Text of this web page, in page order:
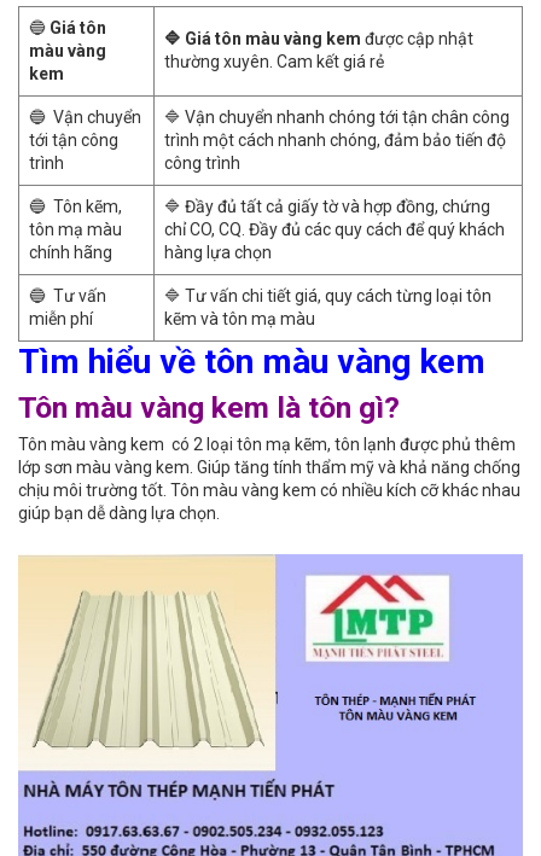
🔵 Giá tôn
màu vàng
kem
🔷 Giá tôn màu vàng kem được cập nhật
thường xuyên. Cam kết giá rẻ
🔵 Vận chuyển
tới tận công
trình
🔷 Vận chuyển nhanh chóng tới tận chân công
trình một cách nhanh chóng, đảm bảo tiến độ
công trình
🔵 Tôn kẽm,
tôn mạ màu
chính hãng
🔷 Đầy đủ tất cả giấy tờ và hợp đồng, chứng
chỉ CO, CQ. Đầy đủ các quy cách để quý khách
hàng lựa chọn
🔵 Tư vấn
miễn phí
🔷 Tư vấn chi tiết giá, quy cách từng loại tôn
kẽm và tôn mạ màu
Tìm hiểu về tôn màu vàng kem
Tôn màu vàng kem là tôn gì?
Tôn màu vàng kem có 2 loại tôn mạ kẽm, tôn lạnh được phủ thêm
lớp sơn màu vàng kem. Giúp tăng tính thẩm mỹ và khả năng chống
chịu môi trường tốt. Tôn màu vàng kem có nhiều kích cỡ khác nhau
giúp bạn dễ dàng lựa chọn.